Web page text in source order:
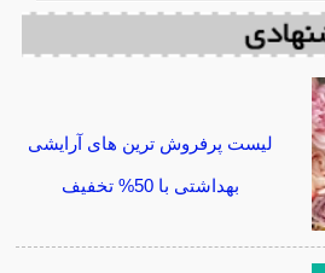
لیست پرفروش ترین های آرایشی
بهداشتی با 50% تخفیف